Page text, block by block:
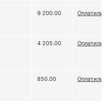
9 200.00 Оплатили
4 205.00 Оплатили
850.00 Оплатили